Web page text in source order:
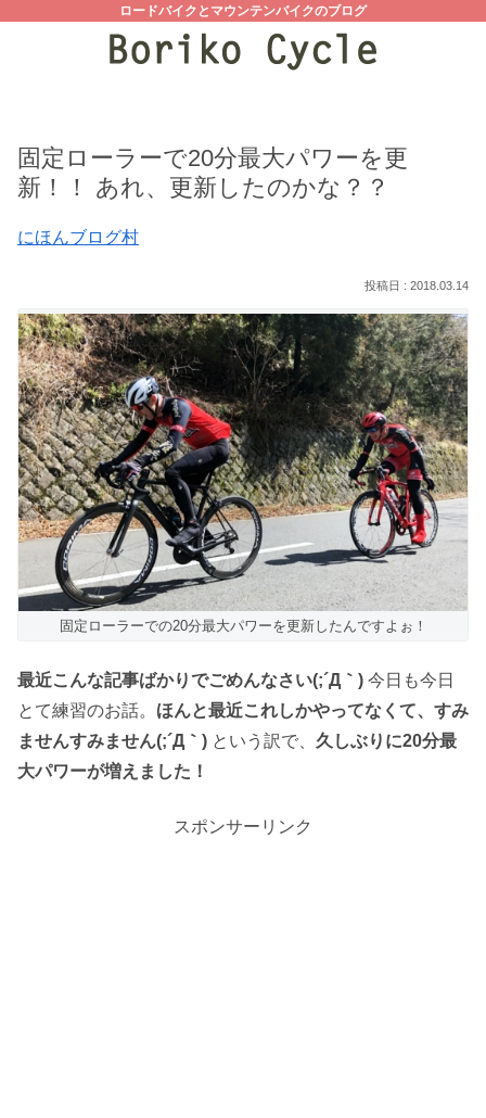
ロードバイクとマウンテンバイクのブログ
固定ローラーで20分最大パワーを更
新！！ あれ、更新したのかな？？
にほんブログ村
2018.03.14
固定ローラーでの20分最大パワーを更新したんですよぉ！
最近こんな記事ばかりでごめんなさい(;´Д｀) 今日も今日
とて練習のお話。 ほんと最近これしかやってなくて、すみ
ませんすみません(;´Д｀) という訳で、 久しぶりに20分最
大パワーが増えました！
スポンサーリンク